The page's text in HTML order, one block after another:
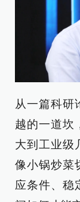
从一篇科研
越的一道坎
大到工业级
像小锅炒菜
应条件、稳